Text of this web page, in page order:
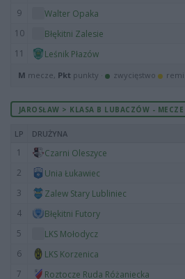
9
Walter Opaka
10
Błękitni Zalesie
11
Leśnik Płazów
M mecze, Pkt punkty · zwycięstwo
JAROSŁAW > KLASA B LUBACZÓW -
LP DRUŻYNA
1 Czarni Oleszyce
2
Unia Łukawiec
3
Zalew Stary Lubliniec
4
Błękitni Futory
5
LKS Mołodycz
6
LKS Korzenica
7
Roztocze Ruda Różaniecka